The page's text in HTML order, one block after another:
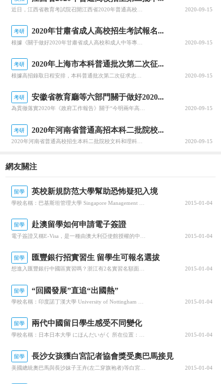
2020-09-15
考研 2020年甘肅省成人高校招生考試報名...
2020-09-15
考研 2020年上海市本科普通批次第二次征...
根據高招錄取日程安排，本科普通批次第二次征求志愿將于8月29日上午10:00至8月30日上午10:00進行填報。經研究審定，2020年上海市普通高校招生本科普通批次第二次征求志愿降分控制線為385分。查字典小編整理相關資訊，關注一下~本科普通批次第二次征求志愿填報即將開始根據高招錄取日程安排，本科普... 2020-09-15
考研 安徽省教育廳等六部門關于做好2020...
為貫徹落實2020年《政府工作報告》關于“今明兩年高職院校擴招200萬人”的要求，全面深化職業教育改革，進一步穩定高職擴招規模，確保高質量完成2020年高職擴招專項工作，安徽省教育廳公布關于做好2020年高職院校擴招專項工作的通知。跟隨查字典小編一起關注一下吧~安徽省教育廳等六部門關于做好2020年... 2020-09-15
考研 2020年河南省普通高招本科二批院校...
2020-09-15
網友關注
留學 英校新規防范大學幫助恐怖疑犯入境
2015-01-04
留學 赴澳留學如何申請電子簽證
2015-01-04
留學 匯豐銀行招實習生 留學生可報名選拔
想進入匯豐銀行中國區實習嗎？浙江有2名實習名額面向海外留學生報名選拔。參加該計劃的留學生，有機會進入匯豐銀行中國區個人金融業務部進行為期一個月的實習。實習分為4個階段，包括培訓、銀行金融知識學習、小組專題調研、實習報告制作與評講等。其中將會涉及到房地產市場分析、基礎房地產知識介紹、宏觀經濟形勢分析等... 2015-01-04
留學 “回國發展”直追“出國熱”
2015-01-04
留學 兩代中國留日學生感受不同變化
2015-01-04
留學 長沙女孩獲白宮記者協會獎受奧巴馬接見
美國總統奧巴馬與長沙妹子王卉(左二穿旗袍者)等白宮記者協會獎學金和新聞獎獲得者合影。美國當地時間5月9日晚，美國白宮記者協會在華盛頓希爾頓飯店舉行獎學金和新聞獎頒獎典禮，就讀于美國密蘇里新聞學院、來自中國長沙的王卉，受到了美國總統奧巴馬的接見。奧巴馬緊緊握著王卉的手說：“你真是太棒了，你父母一定很為... 2015-01-04